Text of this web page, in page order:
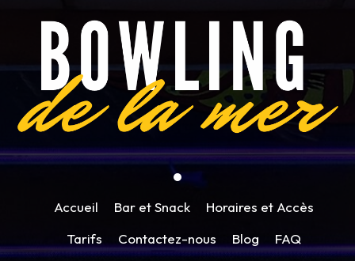
Accueil Bar et Snack
Horaires et Accès
Tarifs
Contactez-nous Blog
FAQ